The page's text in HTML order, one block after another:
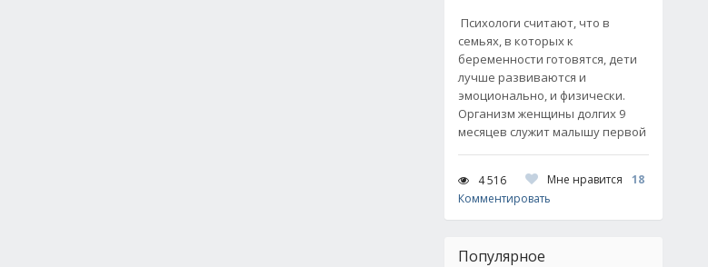
Психологи считают, что в
семьях, в которых к
беременности готовятся, дети
лучше развиваются и
эмоционально, и физически.
Организм женщины долгих 9
месяцев служит малышу первой
4 516 Мне нравится
18
Комментировать
Популярное